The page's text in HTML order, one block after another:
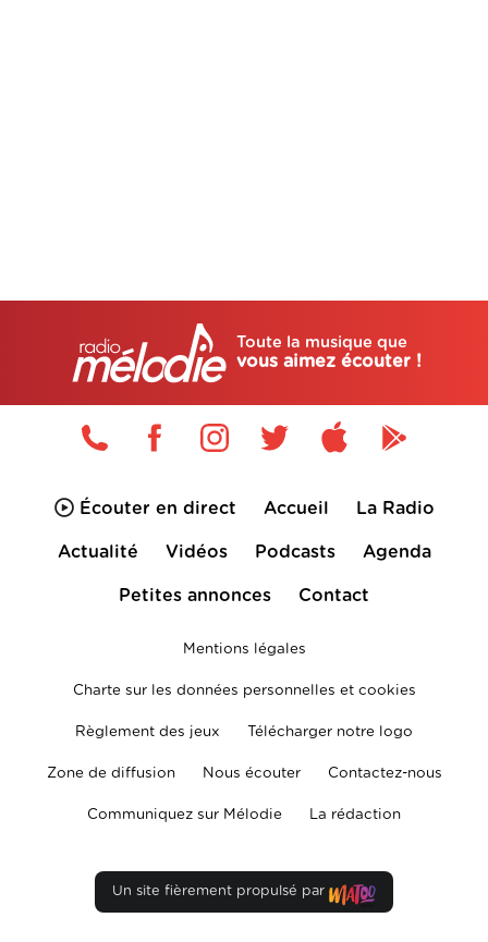
Toute la musique que
vous aimez écouter !
Écouter en direct Accueil La Radio
Actualité Vidéos Podcasts Agenda
Petites annonces Contact
Mentions légales
Charte sur les données personnelles et cookies
Règlement des jeux Télécharger notre logo
Zone de diffusion Nous écouter Contactez-nous
Communiquez sur Mélodie La rédaction
Un site fièrement propulsé par